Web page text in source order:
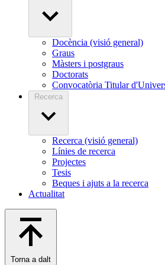
Docència (visió general)
Graus
Màsters i postgraus
Doctorats
Convocatòria Titular
Recerca
Recerca (visió general)
Línies de recerca
Projectes
Tesis
Beques i ajuts a la recerca
Actualitat
Torna a dalt